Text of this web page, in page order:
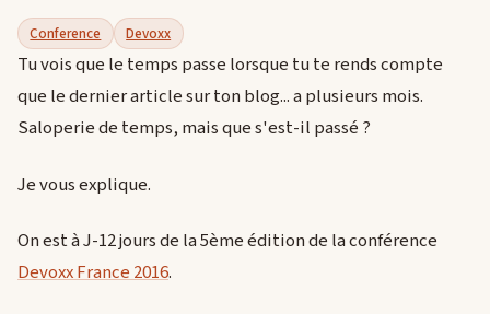
Conference Devoxx
Tu vois que le temps passe lorsque tu te rends compte
que le dernier article sur ton blog... a plusieurs mois.
Saloperie de temps, mais que s'est-il passé ?
Je vous explique.
On est à J-12 jours de la 5ème édition de la conférence
Devoxx France 2016.